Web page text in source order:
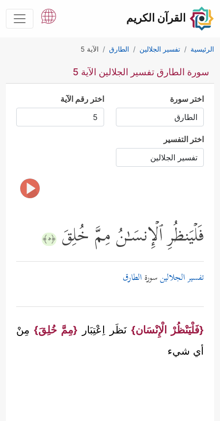
القرآن الكريم
الرئيسية تفسير الجلالين الطارق الآية 5
سورة الطارق تفسير الجلالين الآية 5
اختر سورة اختر رقم الآية
اختر التفسير
فَلۡیَنظُرِ ٱلۡإِنسَـٰنُ مِمَّ خُلِقَ ﴿٥﴾
تفسير الجلالينسورة الطارق
{فَلْيَنْظُرْ الْإِنْسَان} نَظَر اِعْتِبَار {مِمَّ خُلِقَ} مِنْ
أي شيء